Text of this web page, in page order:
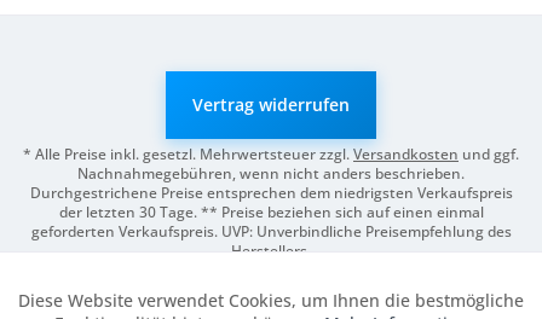
Vertrag widerrufen
* Alle Preise inkl. gesetzl. Mehrwertsteuer zzgl.Versandkosten und ggf.
Nachnahmegebühren, wenn nicht anders beschrieben.
Durchgestrichene Preise entsprechen dem niedrigsten Verkaufspreis
der letzten 30 Tage. ** Preise beziehen sich auf einen einmal
geforderten Verkaufspreis. UVP: Unverbindliche Preisempfehlung des
Herstellers.
Funktionale Aktiv
Diese Website verwendet Cookies, um Ihnen die bestmögliche